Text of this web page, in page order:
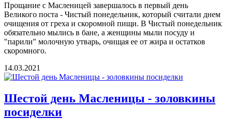
Прощание с Масленицей завершалось в первый день
Великого поста ‑ Чистый понедельник, который считали днем
очищения от греха и скоромной пищи. В Чистый понедельник
обязательно мылись в бане, а женщины мыли посуду и
"парили" молочную утварь, очищая ее от жира и остатков
скоромного.
14.03.2021
Шестой день Масленицы - золовкины
посиделки